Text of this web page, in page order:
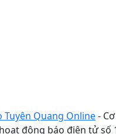
Tuyên Quang Online-
động báo điện tử số